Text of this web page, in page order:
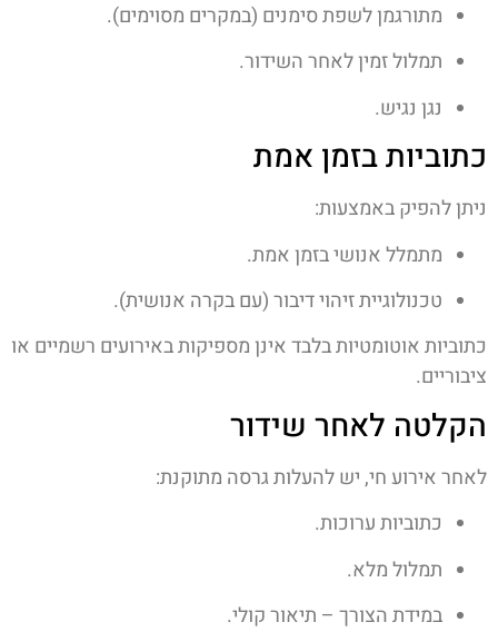
מתורגמן לשפת סימנים (במקרים מסוימים).
תמלול זמין לאחר השידור.
נגן נגיש.
כתוביות בזמן אמת
ניתן להפיק באמצעות:
מתמלל אנושי בזמן אמת.
טכנולוגיית זיהוי דיבור (עם בקרה אנושית).
כתוביות אוטומטיות בלבד אינן מספיקות באירועים רשמיים או
ציבוריים.
הקלטה לאחר שידור
לאחר אירוע חי, יש להעלות גרסה מתוקנת:
כתוביות ערוכות.
תמלול מלא.
במידת הצורך – תיאור קולי.